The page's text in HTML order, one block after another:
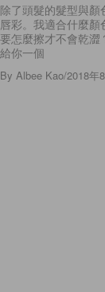
除了頭髮的髮型與顏
唇彩。我適合什麼
要怎麼擦才不會乾澀
給你一個
By Albee Kao/2018年